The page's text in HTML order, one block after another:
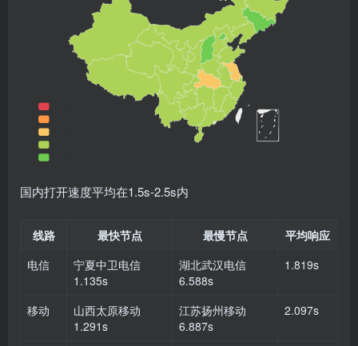
国内打开速度平均在1.5s-2.5s内
线路 最快节点 最慢节点
平均响应
电信
宁夏中卫电信
1.135s
湖北武汉电信
6.588s
1.819s
移动
山西太原移动
1.291s
江苏扬州移动
6.887s
2.097s